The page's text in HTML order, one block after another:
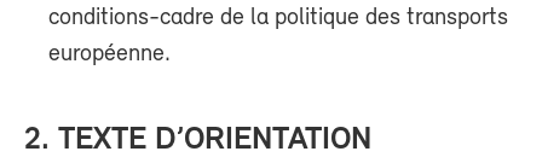
conditions-cadre de la politique des transports
européenne.
2. TEXTE D’ORIENTATION